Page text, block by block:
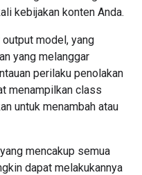
kebijakan konten Anda.
model, yang
yang melanggar
perilaku penolakan
menampilkan class
untuk menambah atau
mencakup semua
dapat melakukannya